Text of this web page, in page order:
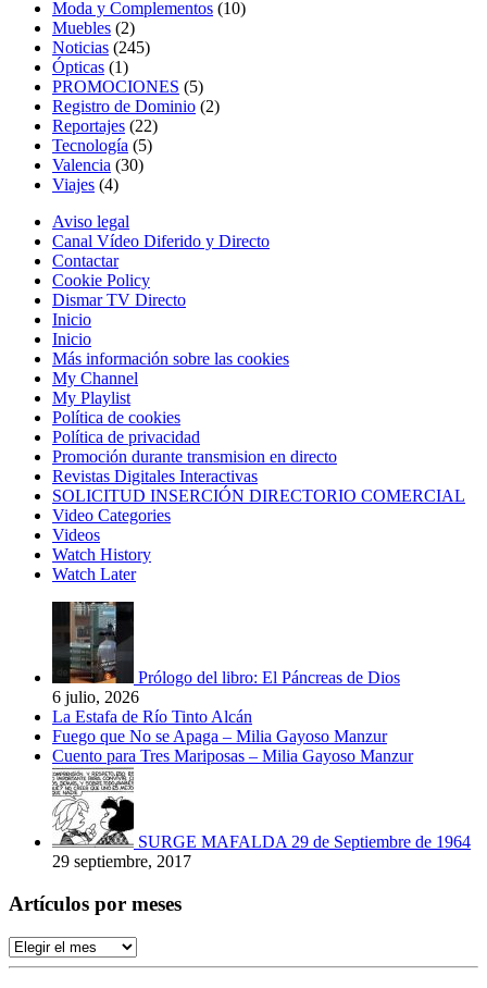
Moda y Complementos (10)
Muebles (2)
Noticias (245)
Ópticas (1)
PROMOCIONES (5)
Registro de Dominio (2)
Reportajes (22)
Tecnología (5)
Valencia (30)
Viajes (4)
Aviso legal
Canal Vídeo Diferido y Directo
Contactar
Cookie Policy
Dismar TV Directo
Inicio
Inicio
Más información sobre las cookies
My Channel
My Playlist
Política de cookies
Política de privacidad
Promoción durante transmision en directo
Revistas Digitales Interactivas
SOLICITUD INSERCIÓN DIRECTORIO COMERCIAL
Video Categories
Videos
Watch History
Watch Later
Prólogo del libro: El Páncreas de Dios
6 julio, 2026
La Estafa de Río Tinto Alcán
Fuego que No se Apaga – Milia Gayoso Manzur
Cuento para Tres Mariposas – Milia Gayoso Manzur
SURGE MAFALDA 29 de Septiembre de 1964
29 septiembre, 2017
Artículos por meses
Artículos
por